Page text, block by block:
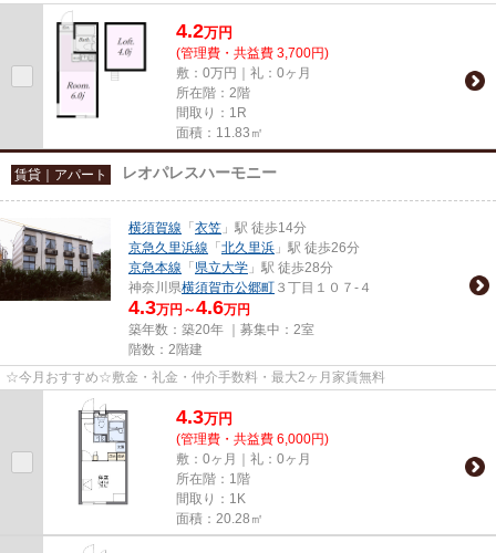
4.2万円
(管理費・共益費 3,700円)
敷：0万円｜礼：0ヶ月
所在階：2階
間取り：1R
面積：11.83㎡
賃貸｜アパート レオパレスハーモニー
横須賀線 「 衣笠 」駅 徒歩14分
京急久里浜線 「 北久里浜 」駅 徒歩26分
京急本線 「 県立大学 」駅 徒歩28分
神奈川県横須賀市公郷町 ３丁目１０７-４
4.3万円～4.6万円
築年数：築20年 ｜募集中： 2室
階数：2階建
☆今月おすすめ☆敷金・礼金・仲介手数料・最大2ヶ月家賃無料
4.3万円
(管理費・共益費 6,000円)
敷：0ヶ月｜礼：0ヶ月
所在階：1階
間取り：1K
面積：20.28㎡